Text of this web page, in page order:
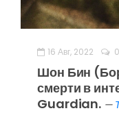
16 Авг, 2022 0
Шон Бин
смерти в
Guardian. —